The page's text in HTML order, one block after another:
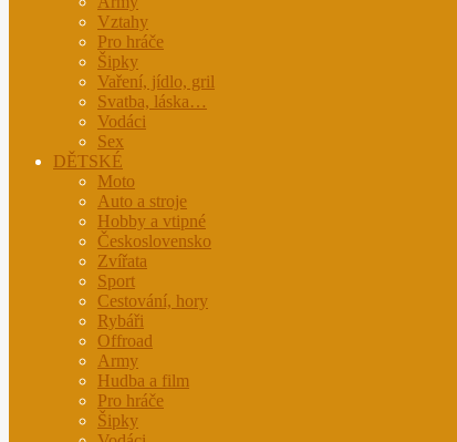
Vztahy
Pro hráče
Šipky
Vaření, jídlo, gril
Svatba, láska…
Vodáci
Sex
DĚTSKÉ
Moto
Auto a stroje
Hobby a vtipné
Československo
Zvířata
Sport
Cestování, hory
Rybáři
Offroad
Army
Hudba a film
Pro hráče
Šipky